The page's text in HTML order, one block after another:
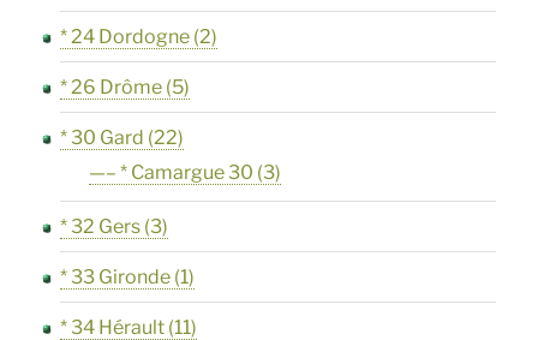
* 24 Dordogne (2)
* 26 Drôme (5)
* 30 Gard (22)
—– * Camargue 30 (3)
* 32 Gers (3)
* 33 Gironde (1)
* 34 Hérault (11)